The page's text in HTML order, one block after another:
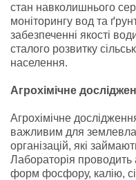
стан навколишнього
моніторингу вод та
забезпеченні якості
сталого розвитку
населення.
Агрохімічне
Агрохімічне
важливим для
організацій, які
Лабораторія проводить
форм фосфору, калію,